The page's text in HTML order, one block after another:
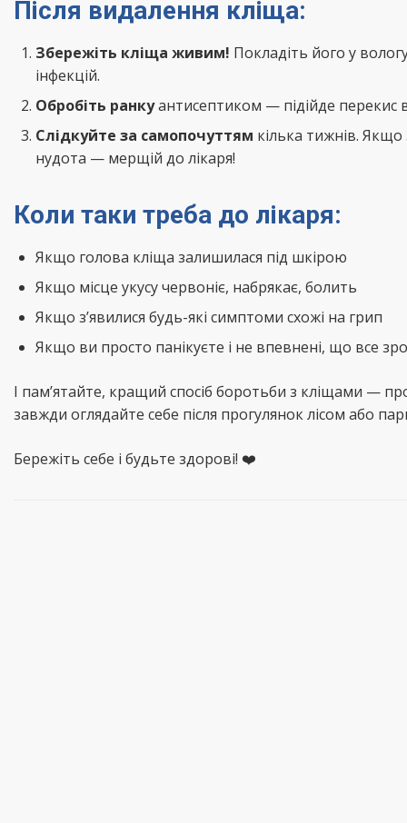
Після видалення кліща:
Збережіть кліща живим! Покладіть його у
інфекцій.
Обробіть ранкуантисептиком — підійде перекис
Слідкуйте за самопочуттям кілька тижнів.
нудота — мерщій до лікаря!
Коли таки треба до лікаря:
Якщо голова кліща залишилася під шкірою
Якщо місце укусу червоніє, набрякає, болить
Якщо з’явилися будь-які симптоми схожі на грип
Якщо ви просто панікуєте і не впевнені, що все
І пам’ятайте, кращий спосіб боротьби з кліщами —
завжди оглядайте себе після прогулянок лісом або
Бережіть себе і будьте здорові! ❤️